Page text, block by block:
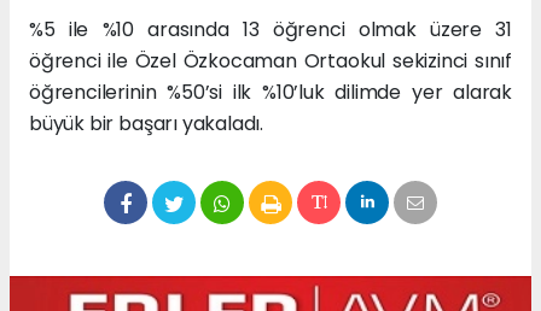
%5 ile %10 arasında 13 öğrenci olmak üzere 31
öğrenci ile Özel Özkocaman Ortaokul sekizinci sınıf
öğrencilerinin %50’si ilk %10’luk dilimde yer alarak
büyük bir başarı yakaladı.